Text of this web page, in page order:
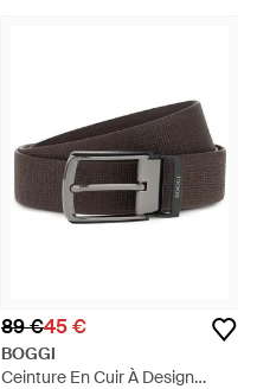
89 €45 €
BOGGI
Ceinture En Cuir À Design